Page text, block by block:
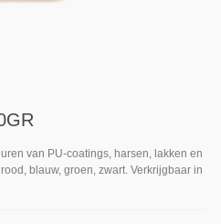
van PU-coatings, harsen, lakken en
blauw, groen, zwart. Verkrijgbaar in